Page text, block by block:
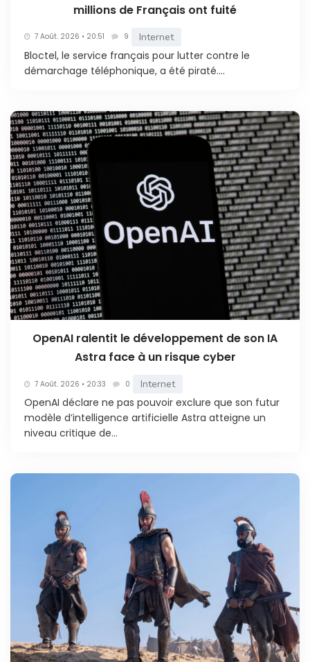
millions de Français ont fuité
7 Août. 2026 • 20:51 9 Internet
Bloctel, le service français pour lutter contre le
démarchage téléphonique, a été piraté....
OpenAI ralentit le développement de son IA
Astra face à un risque cyber
7 Août. 2026 • 20:33 0 Internet
OpenAI déclare ne pas pouvoir exclure que son futur
modèle d’intelligence artificielle Astra atteigne un
niveau critique de...